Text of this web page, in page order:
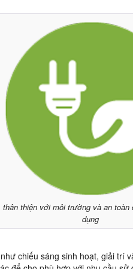
thân thiện với môi trường và an
dụng
chiếu sáng sinh hoạt, giải trí